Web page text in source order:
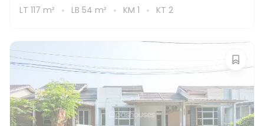
LT 117 m² LB 54 m² KM 1 KT 2